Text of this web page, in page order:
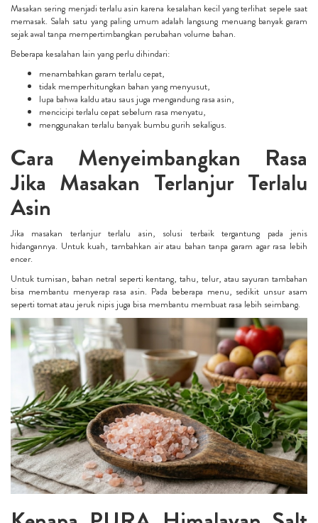
Masakan sering menjadi terlalu asin karena kesalahan kecil yang terlihat sepele saat
memasak. Salah satu yang paling umum adalah langsung menuang banyak garam
sejak awal tanpa mempertimbangkan perubahan volume bahan.
Beberapa kesalahan lain yang perlu dihindari:
menambahkan garam terlalu cepat,
tidak memperhitungkan bahan yang menyusut,
lupa bahwa kaldu atau saus juga mengandung rasa asin,
mencicipi terlalu cepat sebelum rasa menyatu,
menggunakan terlalu banyak bumbu gurih sekaligus.
Cara Menyeimbangkan Rasa
Jika Masakan Terlanjur Terlalu
Asin
Jika masakan terlanjur terlalu asin, solusi terbaik tergantung pada jenis
hidangannya. Untuk kuah, tambahkan air atau bahan tanpa garam agar rasa lebih
encer.
Untuk tumisan, bahan netral seperti kentang, tahu, telur, atau sayuran tambahan
bisa membantu menyerap rasa asin. Pada beberapa menu, sedikit unsur asam
seperti tomat atau jeruk nipis juga bisa membantu membuat rasa lebih seimbang.